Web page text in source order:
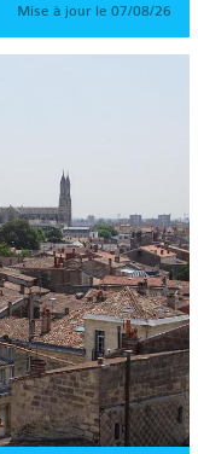
Mise à jour le 07/08/26